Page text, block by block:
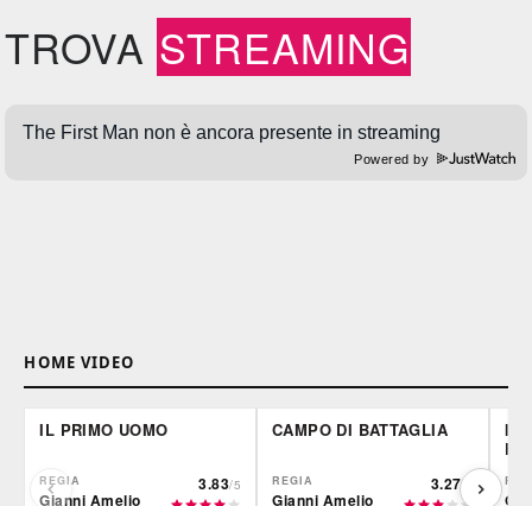
TROVA STREAMING
Powered by
HOME VIDEO
IL PRIMO UOMO
REGIA
Gianni Amelio
3.83/5
CAMPO DI BATTAGLIA
REGIA
Gianni Amelio
3.27/5
IL